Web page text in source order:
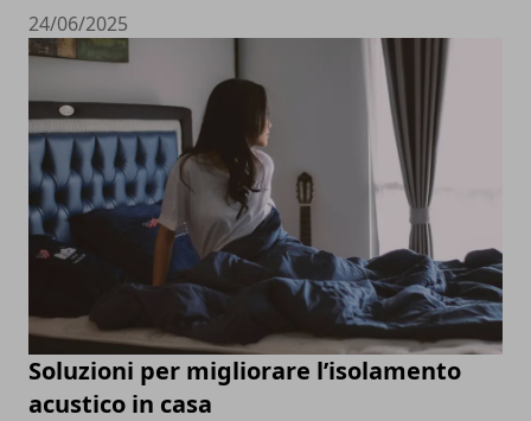
24/06/2025
Soluzioni per migliorare l’isolamento
acustico in casa